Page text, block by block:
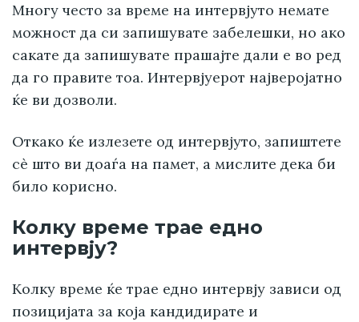
Многу често за време на интервјуто немате
можност да си запишувате забелешки, но ако
сакате да запишувате прашајте дали е во ред
да го правите тоа. Интервјуерот најверојатно
ќе ви дозволи.
Откако ќе излезете од интервјуто, запиштете
сè што ви доаѓа на памет, а мислите дека би
било корисно.
Колку време трае едно
интервју?
Колку време ќе трае едно интервју зависи од
позицијата за која кандидирате и